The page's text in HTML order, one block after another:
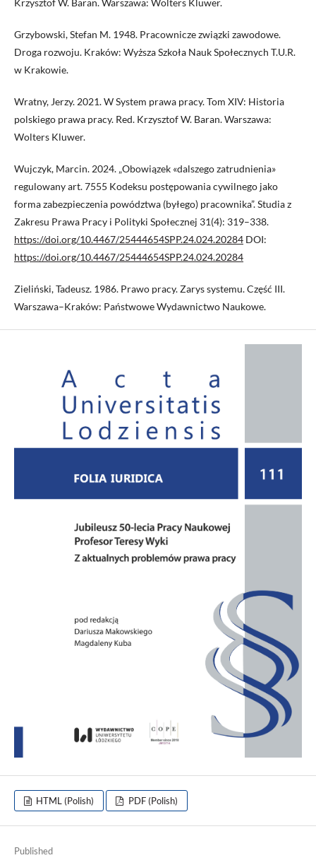
Krzysztof W. Baran. Warszawa: Wolters Kluwer.
Grzybowski, Stefan M. 1948. Pracownicze związki zawodowe.
Droga rozwoju. Kraków: Wyższa Szkoła Nauk Społecznych T.U.R.
w Krakowie.
Wratny, Jerzy. 2021. W System prawa pracy. Tom XIV: Historia
polskiego prawa pracy. Red. Krzysztof W. Baran. Warszawa:
Wolters Kluwer.
Wujczyk, Marcin. 2024. „Obowiązek «dalszego zatrudnienia»
regulowany art. 7555 Kodeksu postępowania cywilnego jako
forma zabezpieczenia powództwa (byłego) pracownika”. Studia z
Zakresu Prawa Pracy i Polityki Społecznej 31(4): 319–338.
https://doi.org/10.4467/25444654SPP.24.024.20284 DOI:
https://doi.org/10.4467/25444654SPP.24.024.20284
Zieliński, Tadeusz. 1986. Prawo pracy. Zarys systemu. Część III.
Warszawa–Kraków: Państwowe Wydawnictwo Naukowe.
HTML (Polish) PDF (Polish)
Published